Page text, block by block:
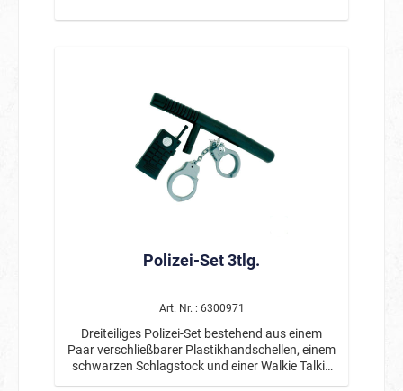
Polizei-Set 3tlg.
Art. Nr. : 6300971
Dreiteiliges Polizei-Set bestehend aus einem
Paar verschließbarer Plastikhandschellen, einem
schwarzen Schlagstock und einer Walkie Talkie
Attrappe.